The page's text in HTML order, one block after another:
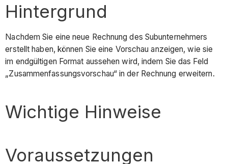
Hintergrund
Nachdem Sie eine neue Rechnung des Subunternehmers
erstellt haben, können Sie eine Vorschau anzeigen, wie sie
im endgültigen Format aussehen wird, indem Sie das Feld
„Zusammenfassungsvorschau“ in der Rechnung erweitern.
Wichtige Hinweise
Voraussetzungen